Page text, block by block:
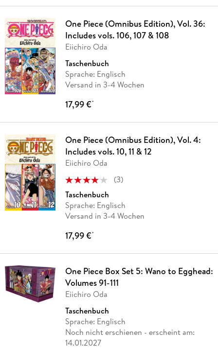
One Piece (Omnibus Edition), Vol. 36:
Includes vols. 106, 107 & 108
Eiichiro Oda
Taschenbuch
Sprache: Englisch
Versand in 3-4 Wochen
17,99 €*
One Piece (Omnibus Edition), Vol. 4:
Includes vols. 10, 11 & 12
Eiichiro Oda
(3)
Taschenbuch
Sprache: Englisch
Versand in 3-4 Wochen
17,99 €*
One Piece Box Set 5: Wano to Egghead:
Volumes 91-111
Eiichiro Oda
Taschenbuch
Sprache: Englisch
Noch nicht erschienen - erscheint am:
14.01.2027